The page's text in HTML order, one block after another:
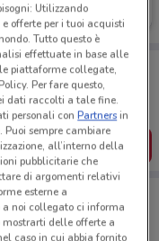
te!
negozi vicino a te,
risparmio, comodamente
L’APP
Utilizzando
offerte per i tuoi acquisti
Tutto questo è
effettuate in base alle
piattaforme collegate,
Per fare questo,
dati raccolti a tale fine.
personali conPartnersin
Puoi sempre cambiare
all’interno della
pubblicitarie che
di argomenti relativi
esterne a
a noi collegato ci informa
delle offerte a
caso in cui abbia fornito